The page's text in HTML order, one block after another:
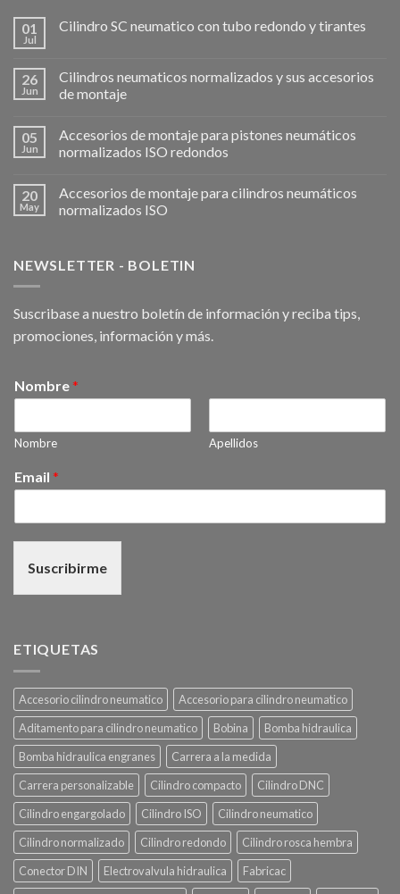
01
Jul
Cilindro SC neumatico con tubo redondo y tirantes
26
Jun
Cilindros neumaticos normalizados y sus accesorios
de montaje
05
Jun
Accesorios de montaje para pistones neumáticos
normalizados ISO redondos
20
May
Accesorios de montaje para cilindros neumáticos
normalizados ISO
NEWSLETTER - BOLETIN
Suscribase a nuestro boletín de información y reciba tips,
promociones, información y más.
Nombre *
Nombre Apellidos
Email *
Suscribirme
ETIQUETAS
Accesorio cilindro neumatico
Accesorio para cilindro neumatico
Aditamento para cilindro neumatico
Bobina
Bomba hidraulica
Bomba hidraulica engranes
Carrera a la medida
Carrera personalizable
Cilindro compacto
Cilindro DNC
Cilindro engargolado
Cilindro ISO
Cilindro neumatico
Cilindro normalizado
Cilindro redondo
Cilindro rosca hembra
Conector DIN
Electrovalvula hidraulica
Fabricac